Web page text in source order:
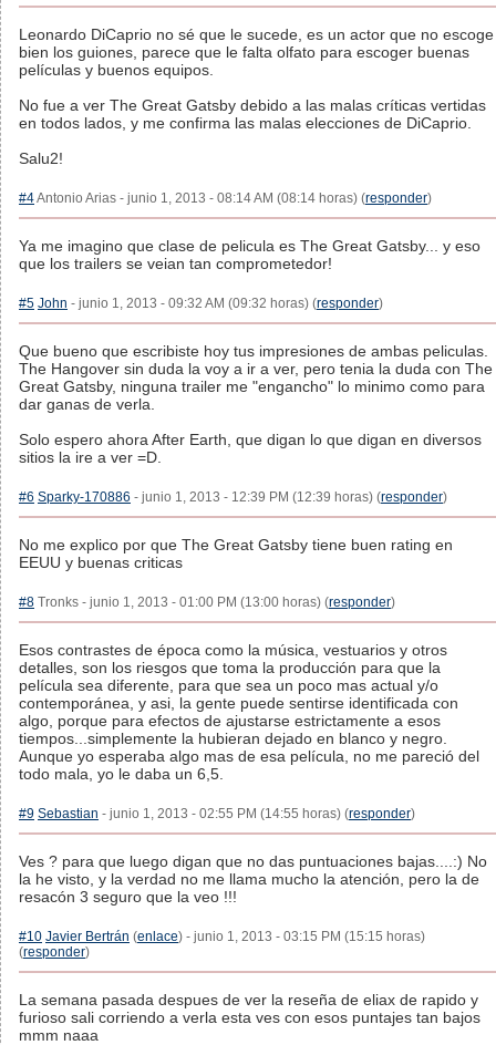
Leonardo DiCaprio no sé que le sucede, es un actor que no escoge
bien los guiones, parece que le falta olfato para escoger buenas
películas y buenos equipos.
No fue a ver The Great Gatsby debido a las malas críticas vertidas
en todos lados, y me confirma las malas elecciones de DiCaprio.
Salu2!
#4Antonio Arias - junio 1, 2013 - 08:14 AM (08:14 horas) (responder)
Ya me imagino que clase de pelicula es The Great Gatsby... y eso
que los trailers se veian tan comprometedor!
#5 John - junio 1, 2013 - 09:32 AM (09:32 horas) (responder)
Que bueno que escribiste hoy tus impresiones de ambas peliculas.
The Hangover sin duda la voy a ir a ver, pero tenia la duda con The
Great Gatsby, ninguna trailer me "engancho" lo minimo como para
dar ganas de verla.
Solo espero ahora After Earth, que digan lo que digan en diversos
sitios la ire a ver =D.
#6 Sparky-170886 - junio 1, 2013 - 12:39 PM (12:39 horas) (responder)
No me explico por que The Great Gatsby tiene buen rating en
EEUU y buenas criticas
#8 Tronks - junio 1, 2013 - 01:00 PM (13:00 horas) (responder)
Esos contrastes de época como la música, vestuarios y otros
detalles, son los riesgos que toma la producción para que la
película sea diferente, para que sea un poco mas actual y/o
contemporánea, y asi, la gente puede sentirse identificada con
algo, porque para efectos de ajustarse estrictamente a esos
tiempos...simplemente la hubieran dejado en blanco y negro.
Aunque yo esperaba algo mas de esa película, no me pareció del
todo mala, yo le daba un 6,5.
#9 Sebastian - junio 1, 2013 - 02:55 PM (14:55 horas) (responder)
Ves ? para que luego digan que no das puntuaciones bajas....:) No
la he visto, y la verdad no me llama mucho la atención, pero la de
resacón 3 seguro que la veo !!!
#10 Javier Bertrán (enlace) - junio 1, 2013 - 03:15 PM (15:15 horas)
(responder)
La semana pasada despues de ver la reseña de eliax de rapido y
furioso sali corriendo a verla esta ves con esos puntajes tan bajos
mmm naaa